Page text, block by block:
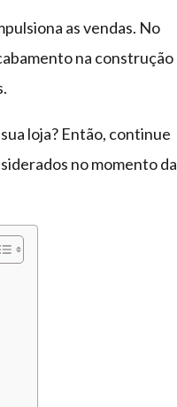
as vendas. No
na construção
loja? Então, continue
no momento da